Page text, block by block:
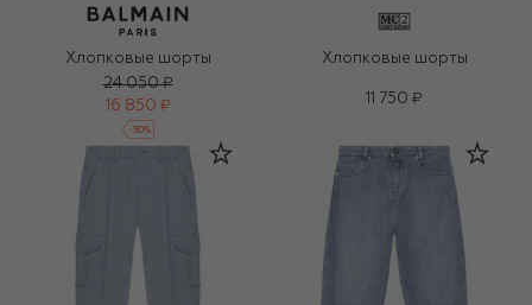
Хлопковые шорты
24 050 ₽
16 850 ₽
-30%
Хлопковые шорты
11 750 ₽